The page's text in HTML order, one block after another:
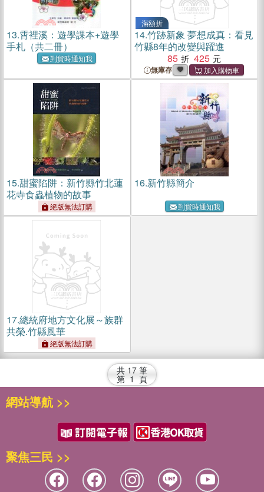
13.霄裡溪：遊學課本+遊學
手札（共二冊）
到貨時通知我
滿額折
14.竹跡新象 夢想成真：看見
竹縣8年的改變與躍進
85
425
無庫存
15.甜蜜陷阱：新竹縣竹北蓮
花寺食蟲植物的故事
絕版無法訂購
16.新竹縣簡介
到貨時通知我
17.總統府地方文化展～族群
共榮.竹縣風華
絕版無法訂購
共 17 筆
第 1 頁
網站導航 >>
聚焦三民 >>